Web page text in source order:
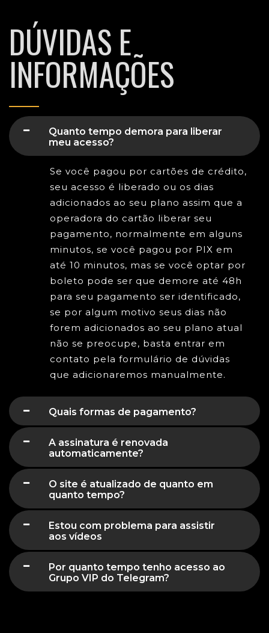
DÚVIDAS E
INFORMAÇÕES
Quanto tempo demora para liberar
meu acesso?
Se você pagou por cartões de crédito,
seu acesso é liberado ou os dias
adicionados ao seu plano assim que a
operadora do cartão liberar seu
pagamento, normalmente em alguns
minutos, se você pagou por PIX em
até 10 minutos, mas se você optar por
boleto pode ser que demore até 48h
para seu pagamento ser identificado,
se por algum motivo seus dias não
forem adicionados ao seu plano atual
não se preocupe, basta entrar em
contato pela formulário de dúvidas
que adicionaremos manualmente.
Quais formas de pagamento?
A assinatura é renovada
automaticamente?
O site é atualizado de quanto em
quanto tempo?
Estou com problema para assistir
aos vídeos
Por quanto tempo tenho acesso ao
Grupo VIP do Telegram?